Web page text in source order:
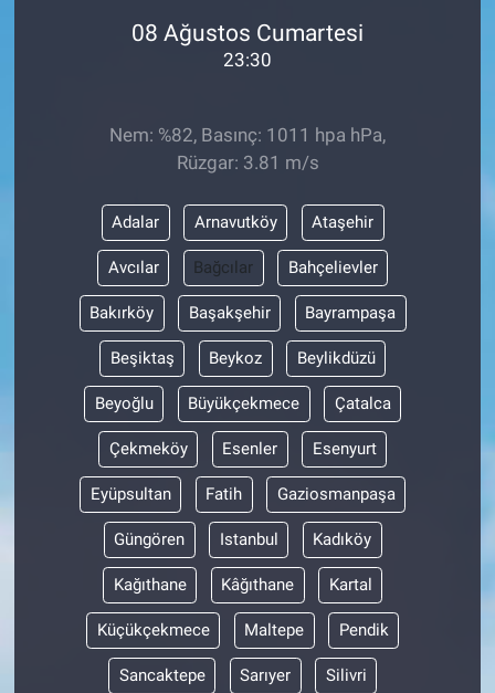
08 Ağustos Cumartesi
23:30
Nem: %82, Basınç: 1011 hpa hPa,
Rüzgar: 3.81 m/s
Adalar Arnavutköy Ataşehir
Avcılar Bağcılar Bahçelievler
Bakırköy Başakşehir Bayrampaşa
Beşiktaş Beykoz Beylikdüzü
Beyoğlu Büyükçekmece Çatalca
Çekmeköy Esenler Esenyurt
Eyüpsultan Fatih Gaziosmanpaşa
Güngören Istanbul Kadıköy
Kağıthane Kâğıthane Kartal
Küçükçekmece Maltepe Pendik
Sancaktepe Sarıyer Silivri